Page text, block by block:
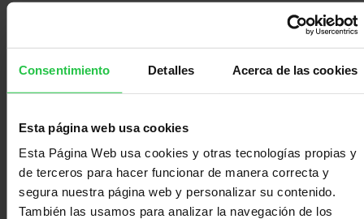
Consentimiento Detalles Acerca de las cookies
Esta página web usa cookies
Esta Página Web usa cookies y otras tecnologías propias y
de terceros para hacer funcionar de manera correcta y
segura nuestra página web y personalizar su contenido.
También las usamos para analizar la navegación de los
Research by Charities in Europe), junto con la Fundación
trabaja para impulsar la investigación oncológica
centrada en el paciente en toda Europa. Nos une una
visión compartida: fortalecer la colaboración, promover
la innovación y mejorar los resultados para las personas
afectadas por el cáncer.